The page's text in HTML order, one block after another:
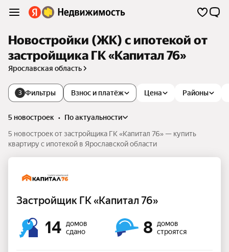
Новостройки (ЖК) с ипотекой от
застройщика ГК «Капитал 76»
Ярославская область
3 Фильтры Цена
Взнос и платёж Районы
5 новостроек •
по актуальности
5 новостроек от застройщика ГК «Капитал 76» — купить
квартиру с ипотекой в Ярославской области
Застройщик ГК «Капитал 76»
14
домов
сдано
8
домов
строятся